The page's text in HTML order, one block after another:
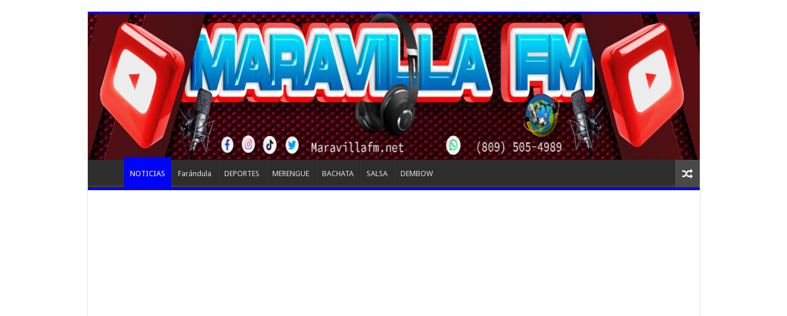
NOTICIAS Farándula DEPORTES MERENGUE BACHATA SALSA DEMBOW